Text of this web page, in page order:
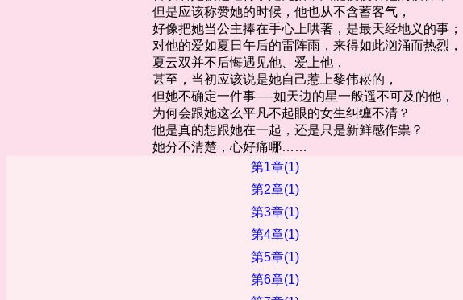
但是应该称赞她的时候，他也从不含蓄客气，
好像把她当公主捧在手心上哄著，是最天经地义的事；
对他的爱如夏日午后的雷阵雨，来得如此汹涌而热烈，
夏云双并不后悔遇见他、爱上他，
甚至，当初应该说是她自己惹上黎伟崧的，
但她不确定一件事──如天边的星一般遥不可及的他，
为何会跟她这么平凡不起眼的女生纠缠不清？
他是真的想跟她在一起，还是只是新鲜感作祟？
她分不清楚，心好痛哪……
第1章(1)
第2章(1)
第3章(1)
第4章(1)
第5章(1)
第6章(1)